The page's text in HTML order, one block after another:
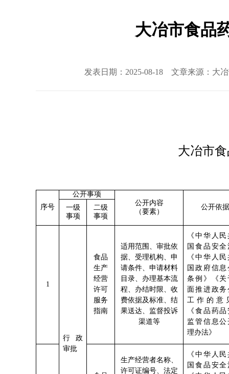
大冶市食品
发表日期：2025-08-18 文章来源：大
大冶市
序号
公开事项
公开内容
（要素）
公开依据
一级
事项
二级
事项
1
行政
审批
食品
生产
经营
许可
服务
指南
适用范围、审批依
据、受理机构、申
请条件、申请材料
目录、办理基本流
程、办结时限、收
费依据及标准、结
果送达、监督投诉
渠道等
《中华人
国食品安全
《中华人
国政府信息
条例》《关
面推进政务
工作的意
《食品药
监管信息公
理办法》
生产经营者名称、
许可证编号、法定
《中华人
国食品安全